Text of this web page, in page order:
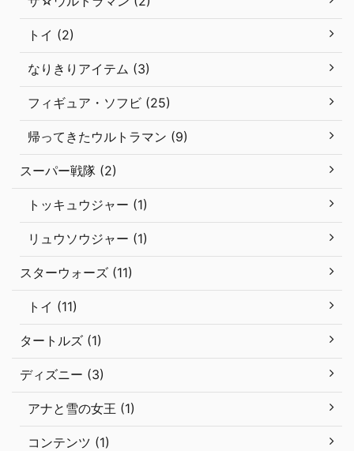
トイ (2)
なりきりアイテム (3)
フィギュア・ソフビ (25)
帰ってきたウルトラマン (9)
スーパー戦隊 (2)
トッキュウジャー (1)
リュウソウジャー (1)
スターウォーズ (11)
トイ (11)
タートルズ (1)
ディズニー (3)
アナと雪の女王 (1)
コンテンツ (1)